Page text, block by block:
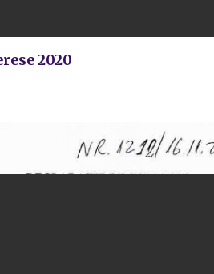
2020